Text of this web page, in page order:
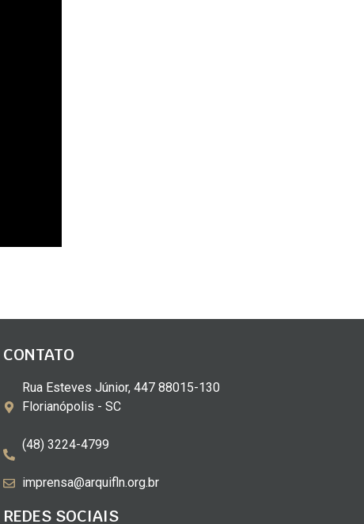
CONTATO
Rua Esteves Júnior, 447 88015-130
Florianópolis - SC
(48) 3224-4799
imprensa@arquifln.org.br
REDES SOCIAIS